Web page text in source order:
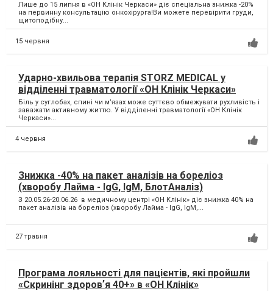
Лише до 15 липня в «ОН Клінік Черкаси» діє спеціальна знижка -20%
на первинну консультацію онкохірурга!Ви можете перевірити груди,
щитоподібну...
15 червня
Ударно-хвильова терапія STORZ MEDICAL у
відділенні травматології «ОН Клінік Черкаси»
Біль у суглобах, спині чи м’язах може суттєво обмежувати рухливість і
заважати активному життю. У відділенні травматології «ОН Клінік
Черкаси»...
4 червня
Знижка -40% на пакет аналізів на бореліоз
(хворобу Лайма - IgG, IgM, БлотАналіз)
З 20.05.26-20.06.26 в медичному центрі «ОН Клінік» діє знижка 40% на
пакет аналізів на бореліоз (хворобу Лайма - IgG, IgM,...
27 травня
Програма лояльності для пацієнтів, які пройшли
«Скринінг здоровʼя 40+» в «ОН Клінік»